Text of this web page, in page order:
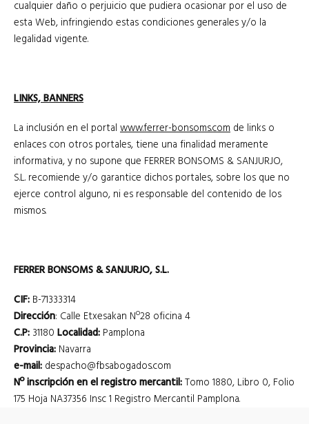
cualquier daño o perjuicio que pudiera ocasionar por el uso de
esta Web, infringiendo estas condiciones generales y/o la
legalidad vigente.
LINKS, BANNERS
La inclusión en el portal www.ferrer-bonsoms.com de links o
enlaces con otros portales, tiene una finalidad meramente
informativa, y no supone que FERRER BONSOMS & SANJURJO,
S.L. recomiende y/o garantice dichos portales, sobre los que no
ejerce control alguno, ni es responsable del contenido de los
mismos.
FERRER BONSOMS & SANJURJO, S.L.
CIF: B-71333314
Dirección: Calle Etxesakan Nº28 oficina 4
C.P: 31180 Localidad: Pamplona
Provincia: Navarra
e-mail: despacho@fbsabogados.com
Nº inscripción en el registro mercantil: Tomo 1880, Libro 0, Folio
175 Hoja NA37356 Insc 1 Registro Mercantil Pamplona.